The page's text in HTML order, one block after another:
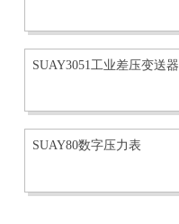
SUAY3051工业差压变送器
SUAY80数字压力表